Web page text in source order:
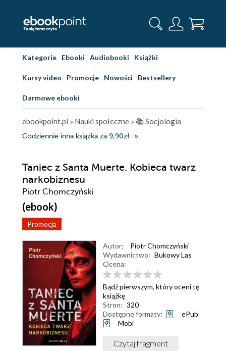
Kategorie Ebooki Audiobooki Książki
Kursy video Promocje Nowości Bestsellery
Darmowe ebooki
ebookpoint.pl » Nauki społeczne » 📚 Socjologia
Codziennie inna książka za 9,90zł
Taniec z Santa Muerte. Kobieca twarz
narkobiznesu
Piotr Chomczyński
(ebook)
Promocja
Autor:
Piotr Chomczyński
Wydawnictwo: Bukowy Las
Ocena:
Bądź pierwszym, który oceni tę
książkę
Stron: 320
Dostępne formaty:
ePub
Mobi
Czytaj fragment